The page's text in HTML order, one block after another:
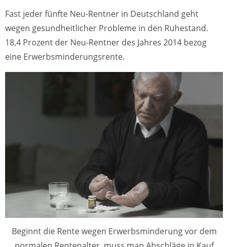
Fast jeder fünfte Neu-Rentner in Deutschland geht
wegen gesundheitlicher Probleme in den Ruhestand.
18,4 Prozent der Neu-Rentner des Jahres 2014 bezog
eine Erwerbsminderungsrente.
Beginnt die Rente wegen Erwerbsminderung vor dem